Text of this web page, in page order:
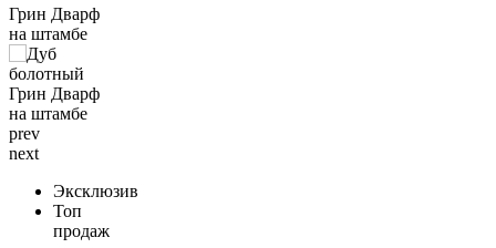
prev
next
Эксклюзив
Топ
продаж